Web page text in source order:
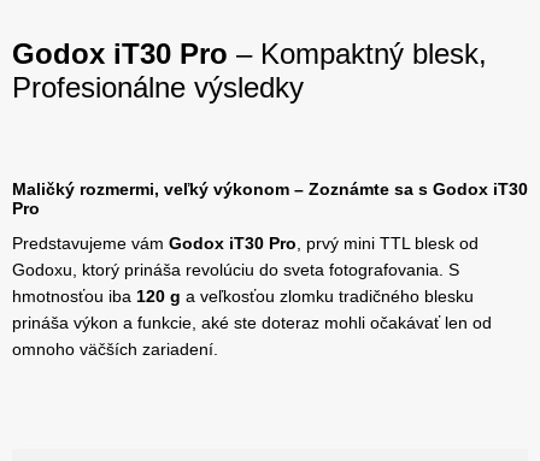
Godox iT30 Pro – Kompaktný blesk,
Profesionálne výsledky
Maličký rozmermi, veľký výkonom – Zoznámte sa s Godox iT30
Pro
Predstavujeme vám Godox iT30 Pro , prvý mini TTL blesk od
Godoxu, ktorý prináša revolúciu do sveta fotografovania. S
hmotnosťou iba 120 g a veľkosťou zlomku tradičného blesku
prináša výkon a funkcie, aké ste doteraz mohli očakávať len od
omnoho väčších zariadení.